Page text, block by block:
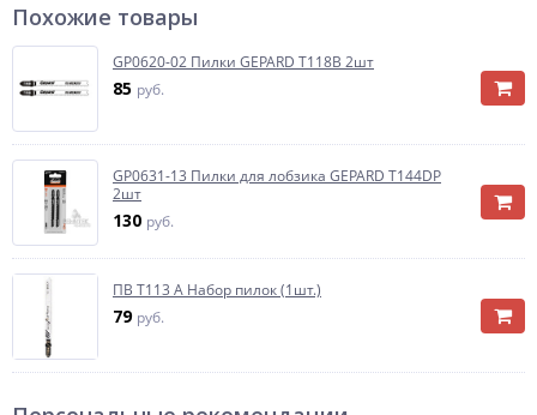
Похожие товары
GP0620-02 Пилки GEPARD T118B 2шт
85 руб.
GP0631-13 Пилки для лобзика GEPARD T144DP
2шт
130 руб.
ПВ Т113 А Набор пилок (1шт.)
79 руб.